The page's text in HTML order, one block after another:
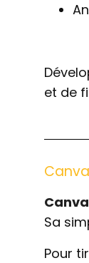
et de
Canva
Sa
Pour